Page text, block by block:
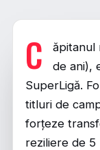
C
ăpitanul
de ani),
SuperLigă.
titluri de
forțeze
reziliere de